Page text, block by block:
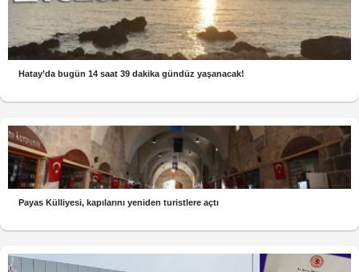
Hatay’da bugün 14 saat 39 dakika gündüz yaşanacak!
Payas Külliyesi, kapılarını yeniden turistlere açtı